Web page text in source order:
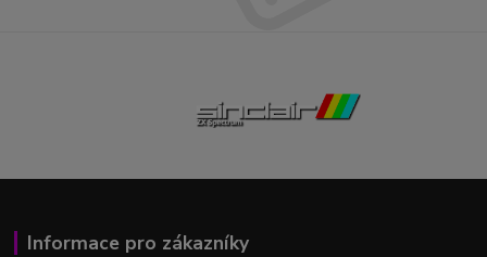
Informace pro zákazníky